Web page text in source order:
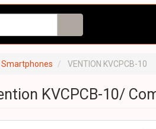
Smartphones VENTION KVCPCB-10
KVCPCB-10/